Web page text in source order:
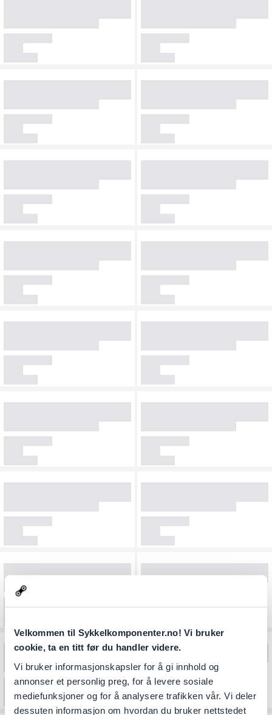
Velkommen til Sykkelkomponenter.no! Vi bruker
cookie, ta en titt før du handler videre.
Vi bruker informasjonskapsler for å gi innhold og
annonser et personlig preg, for å levere sosiale
mediefunksjoner og for å analysere trafikken vår. Vi deler
dessuten informasjon om hvordan du bruker nettstedet